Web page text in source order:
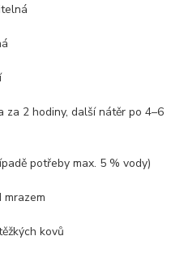
za 2 hodiny, další nátěr po 4–6
potřeby max. 5 % vody)
kovů